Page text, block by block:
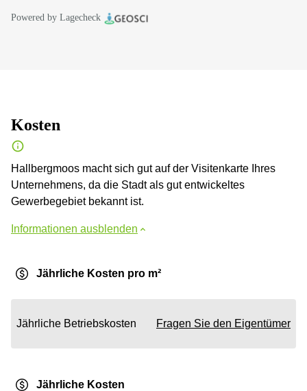
Powered by Lagecheck
Kosten
Hallbergmoos macht sich gut auf der Visitenkarte Ihres
Unternehmens, da die Stadt als gut entwickeltes
Gewerbegebiet bekannt ist.
Informationen ausblenden
Jährliche Kosten pro m²
Jährliche Betriebskosten Fragen Sie den Eigentümer
Jährliche Kosten